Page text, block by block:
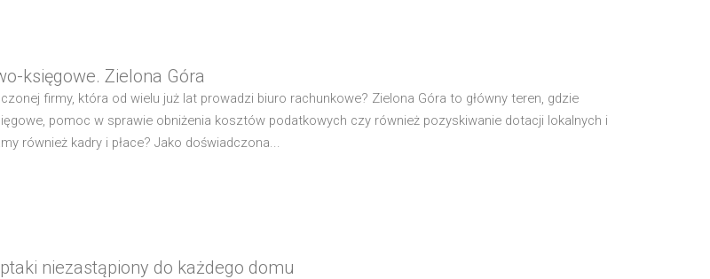
księgowe. Zielona Góra
firmy, która od wielu już lat prowadzi biuro rachunkowe? Zielona Góra to główny teren, gdzie
pomoc w sprawie obniżenia kosztów podatkowych czy również pozyskiwanie dotacji lokalnych i
również kadry i płace? Jako doświadczona...
niezastąpiony do każdego domu